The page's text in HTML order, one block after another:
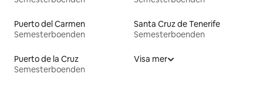
Puerto del Carmen
Semesterboenden
Santa Cruz de Tenerife
Semesterboenden
Puerto de la Cruz
Semesterboenden
Visa mer